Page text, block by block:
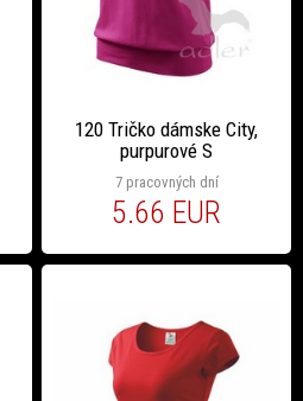
120 Tričko dámske City,
purpurové S
7 pracovných dní
5.66 EUR